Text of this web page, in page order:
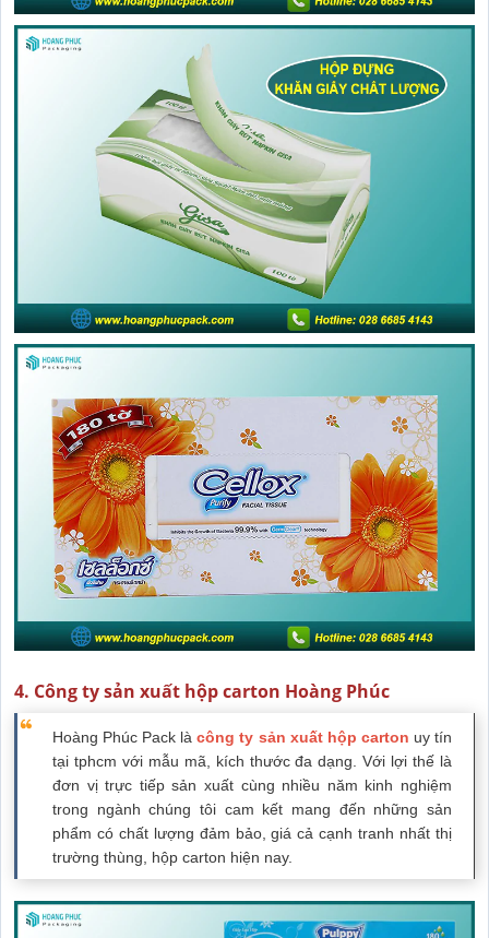
4. Công ty sản xuất hộp carton Hoàng Phúc
Hoàng Phúc Pack làcông ty sản xuất hộp carton uy tín
tại tphcm với mẫu mã, kích thước đa dạng. Với lợi thế là
đơn vị trực tiếp sản xuất cùng nhiều năm kinh nghiệm
trong ngành chúng tôi cam kết mang đến những sản
phẩm có chất lượng đảm bảo, giá cả cạnh tranh nhất thị
trường thùng, hộp carton hiện nay.